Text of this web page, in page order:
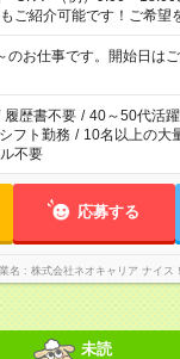
ご紹介可能です！ご希
お休みが必要な場合も遠
間以上の勤務が必要です
のお仕事です。開始日
履歴書不要 / 40～50代活
シフト勤務 / 10名以上の大
不要
応募する
名 株式会社ネオキャリア ナイス
未読